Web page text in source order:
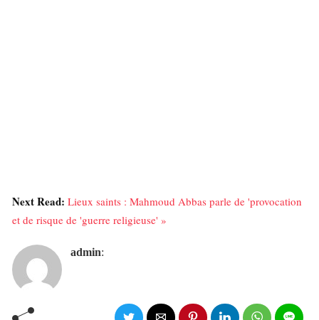
Next Read: Lieux saints : Mahmoud Abbas parle de 'provocation
et de risque de 'guerre religieuse' »
admin: